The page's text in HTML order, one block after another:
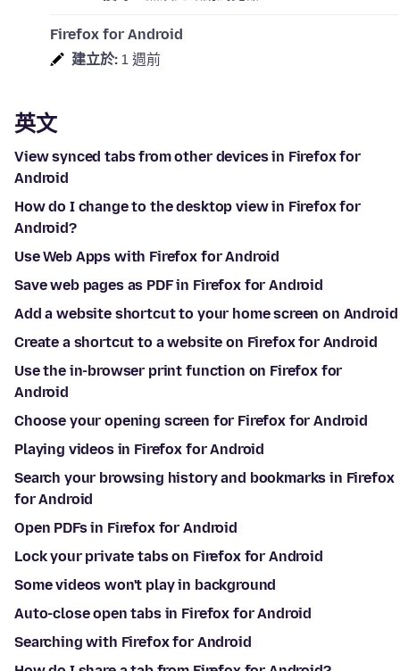
Firefox for Android
建立於: 1 週前
英文
View synced tabs from other devices in Firefox for
Android
How do I change to the desktop view in Firefox for
Android?
Use Web Apps with Firefox for Android
Save web pages as PDF in Firefox for Android
Add a website shortcut to your home screen on Android
Create a shortcut to a website on Firefox for Android
Use the in-browser print function on Firefox for
Android
Choose your opening screen for Firefox for Android
Playing videos in Firefox for Android
Search your browsing history and bookmarks in Firefox
for Android
Open PDFs in Firefox for Android
Lock your private tabs on Firefox for Android
Some videos won't play in background
Auto-close open tabs in Firefox for Android
Searching with Firefox for Android